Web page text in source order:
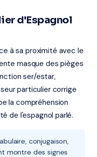
d'Espagnol
à sa proximité avec le
masque des pièges
ser/estar,
particulier corrige
la compréhension
de l'espagnol parlé.
conjugaison,
montre des signes